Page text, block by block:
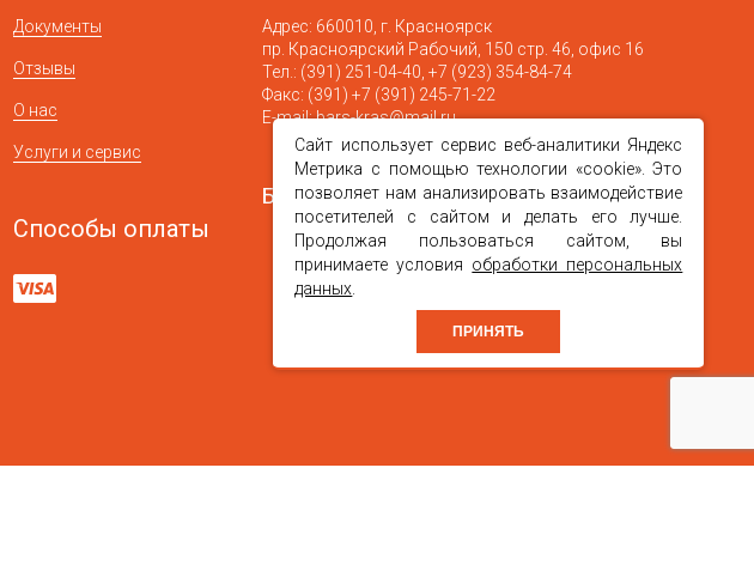
Документы
Отзывы
О нас
Услуги и сервис
Способы оплаты
Адрес: 660010 г. Красноярск
пр. Красноярский Рабочий, 150 стр. 46, офис 16
Тел.: (391) 251-04-40 +7 (923) 354-84-74
Факс: (391) +7 (391) 245-71-22
Е-mail:bars-kras@mail.ru
Барс в месенджерах
Сайт использует сервис веб-аналитики Яндекс
Метрика с помощью технологии «cookie». Это
позволяет нам анализировать взаимодействие
посетителей с сайтом и делать его лучше.
Продолжая пользоваться сайтом, вы
принимаете условия обработки персональных
данных
ПРИНЯТЬ